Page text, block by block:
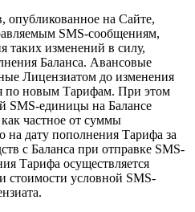
опубликованное на Сайте,
SMS-сообщениям,
таких изменений в силу,
Баланса. Авансовые
Лицензиатом до изменения
по новым Тарифам. При этом
SMS-единицы на Балансе
частное от суммы
на дату пополнения Тарифа за
с Баланса при отправке SMS-
Тарифа осуществляется
стоимости условной SMS-